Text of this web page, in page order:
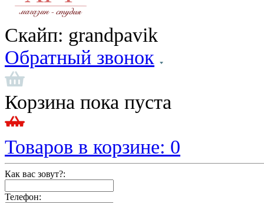
Скайп: grandpavik
Обратный звонок
Корзина пока пуста
Товаров в корзине: 0
Как вас зовут?:
Телефон: